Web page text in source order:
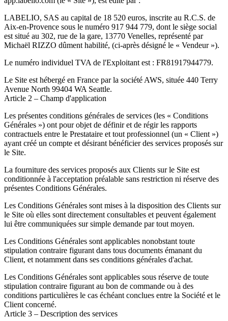
LABELIO, SAS au capital de 18 520 euros, inscrite au R.C.S. de
Aix-en-Provence sous le numéro 917 944 779, dont le siège social
est situé au 302, rue de la gare, 13770 Venelles, représenté par
Michaël RIZZO dûment habilité, (ci-après désigné le « Vendeur »).
Le numéro individuel TVA de l'Exploitant est : FR81917944779.
Le Site est hébergé en France par la société AWS, située 440 Terry
Avenue North 99404 WA Seattle.
Article 2 – Champ d'application
Les présentes conditions générales de services (les « Conditions
Générales ») ont pour objet de définir et de régir les rapports
contractuels entre le Prestataire et tout professionnel (un « Client »)
ayant créé un compte et désirant bénéficier des services proposés sur
le Site.
La fourniture des services proposés aux Clients sur le Site est
conditionnée à l'acceptation préalable sans restriction ni réserve des
présentes Conditions Générales.
Les Conditions Générales sont mises à la disposition des Clients sur
le Site où elles sont directement consultables et peuvent également
lui être communiquées sur simple demande par tout moyen.
Les Conditions Générales sont applicables nonobstant toute
stipulation contraire figurant dans tous documents émanant du
Client, et notamment dans ses conditions générales d'achat.
Les Conditions Générales sont applicables sous réserve de toute
stipulation contraire figurant au bon de commande ou à des
conditions particulières le cas échéant conclues entre la Société et le
Client concerné.
Article 3 – Description des services